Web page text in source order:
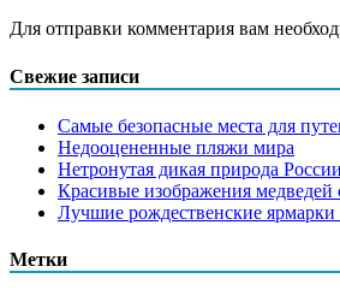
Для отправки комментария вам
Свежие записи
Самые безопасные места для
Недооцененные пляжи мира
Нетронутая дикая природа России
Красивые изображения медведей
Лучшие рождественские
Метки